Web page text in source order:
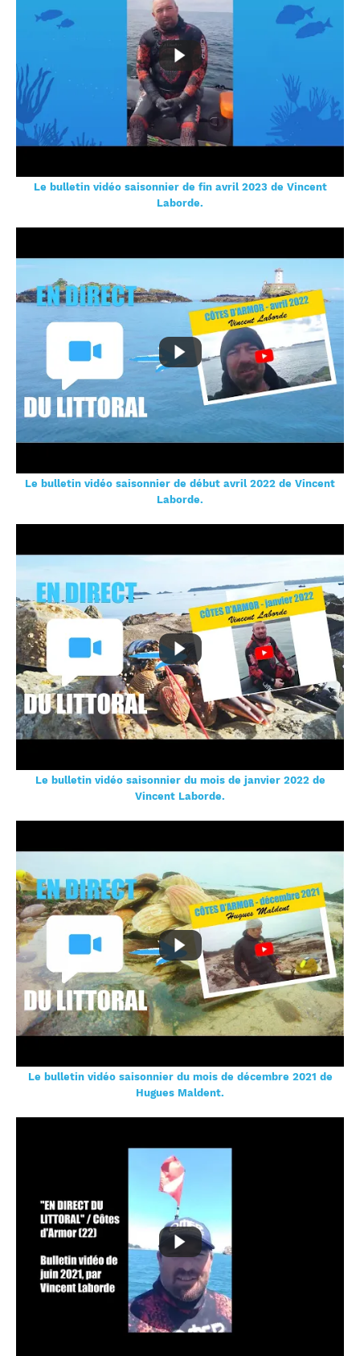
Le bulletin vidéo saisonnier de fin avril 2023 de Vincent
Laborde.
Le bulletin vidéo saisonnier de début avril 2022 de Vincent
Laborde.
Le bulletin vidéo saisonnier du mois de janvier 2022 de
Vincent Laborde.
Le bulletin vidéo saisonnier du mois de décembre 2021 de
Hugues Maldent.